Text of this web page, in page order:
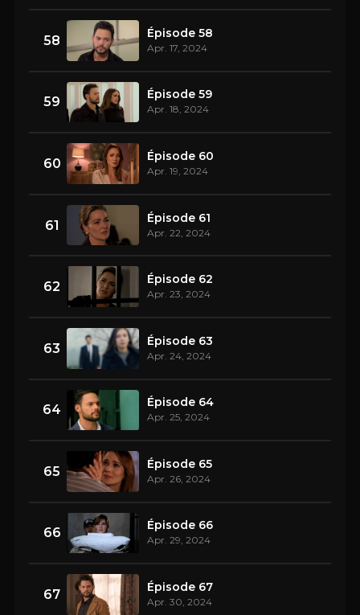
58 Épisode 58
Apr. 17, 2024
59 Épisode 59
Apr. 18, 2024
60 Épisode 60
Apr. 19, 2024
61 Épisode 61
Apr. 22, 2024
62 Épisode 62
Apr. 23, 2024
63 Épisode 63
Apr. 24, 2024
64 Épisode 64
Apr. 25, 2024
65 Épisode 65
Apr. 26, 2024
66 Épisode 66
Apr. 29, 2024
67 Épisode 67
Apr. 30, 2024